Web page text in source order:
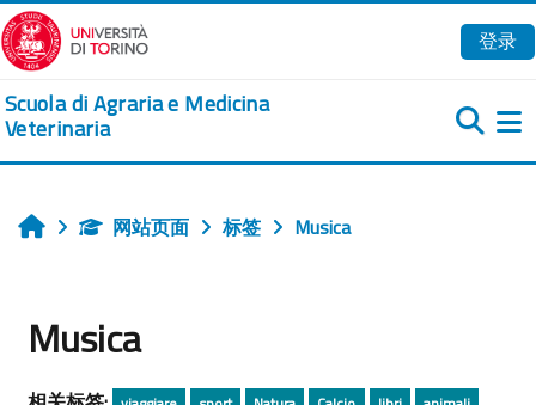
跳到主要内容
登录
Scuola di Agraria e Medicina
Veterinaria
首页 网站页面 标签 Musica
Musica